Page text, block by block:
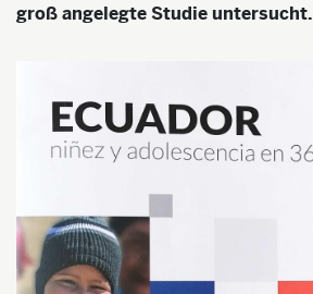
groß angelegte Studie untersucht.